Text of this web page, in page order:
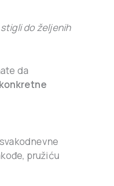
do željenih
da
pružiću